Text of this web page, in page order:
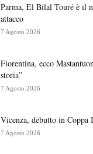
Parma, El Bilal Touré è il
attacco
7 Agosto 2026
Fiorentina, ecco
storia”
7 Agosto 2026
Vicenza, debutto in
7 Agosto 2026